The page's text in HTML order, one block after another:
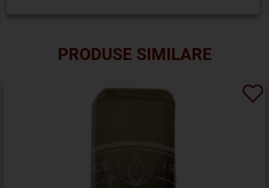
PRODUSE SIMILARE